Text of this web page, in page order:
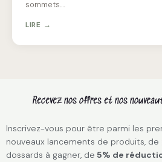
sommets.…
LIRE →
Recevez nos offres et nos
Inscrivez-vous pour être parmi les
nouveaux lancements de produits,
dossards à gagner, de 5% de